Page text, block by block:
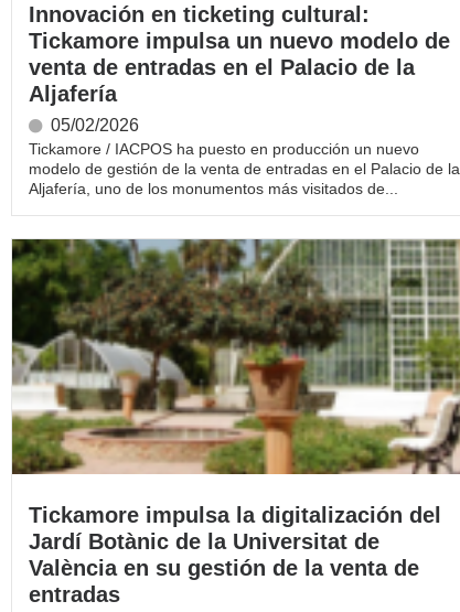
Innovación en ticketing cultural:
Tickamore impulsa un nuevo modelo de
venta de entradas en el Palacio de la
Aljafería
05/02/2026
Tickamore / IACPOS ha puesto en producción un nuevo
modelo de gestión de la venta de entradas en el Palacio de la
Aljafería, uno de los monumentos más visitados de...
Tickamore impulsa la digitalización del
Jardí Botànic de la Universitat de
València en su gestión de la venta de
entradas